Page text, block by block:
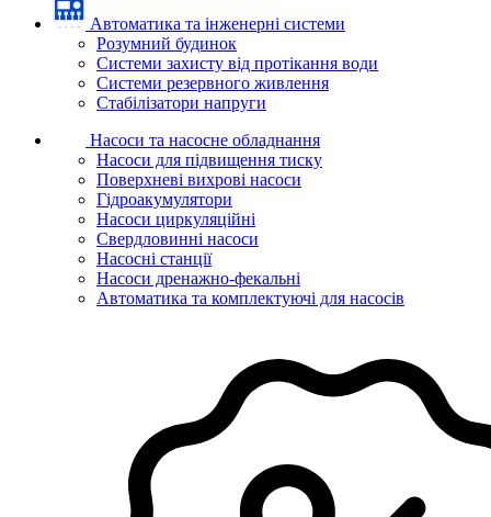
Автоматика та інженерні системи
Розумний будинок
Системи захисту від протікання води
Системи резервного живлення
Стабілізатори напруги
Насоси та насосне обладнання
Насоси для підвищення тиску
Поверхневі вихрові насоси
Гідроакумулятори
Насоси циркуляційні
Свердловинні насоси
Насосні станції
Насоси дренажно-фекальні
Автоматика та комплектуючі для насосів